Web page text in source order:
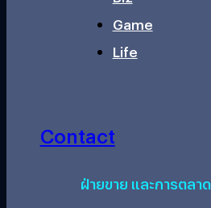
Game
Life
Contact
ฝ่ายขาย และการตลาด